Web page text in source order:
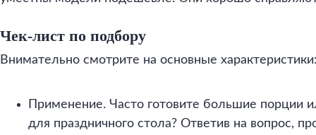
Чек-лист по подбору
Внимательно смотрите на основные
Применение. Часто готовите большие порции
для праздничного стола? Ответив на вопрос,